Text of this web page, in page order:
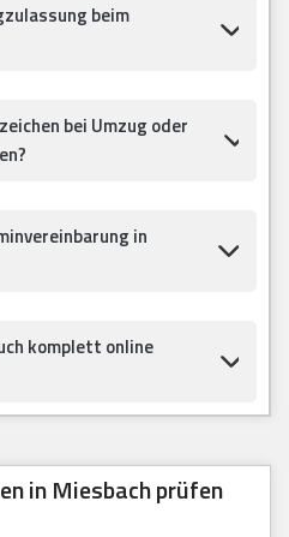
beim
bei Umzug oder
in
komplett online
in Miesbach prüfen